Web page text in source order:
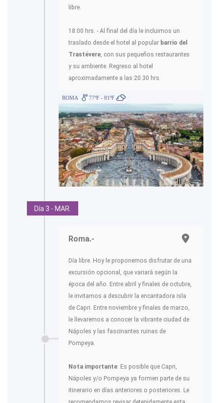
libre.
18:00 hrs. - Al final del día le incluimos un
traslado desde el hotel al popular barrio del
Trastévere, con sus pequeños restaurantes
y su ambiente. Regreso al hotel
aproximadamente a las 20.30 hrs.
ROMA 77ºF - 81ºF
Día 3 - MAR.
Roma.-
Día libre. Hoy le proponemos disfrutar de una
excursión opcional, que variará según la
época del año. Entre abril y finales de octubre,
le invitamos a descubrir la encantadora isla
de Capri. Entre noviembre y finales de marzo,
le llevaremos a conocer la vibrante ciudad de
Nápoles y las fascinantes ruinas de
Pompeya.
Nota importante: Es posible que Capri,
Nápoles y/o Pompeya ya formen parte de su
itinerario en días anteriores o posteriores. Le